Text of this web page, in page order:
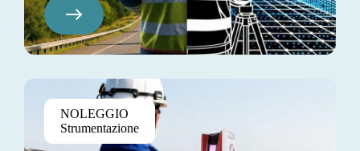
Pretium Elite
$130
NOLEGGIO
Strumentazione